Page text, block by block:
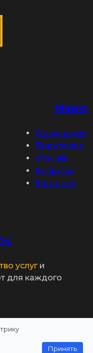
Меню
О компании
Портфолио
Отзывы
Вопросы
Контакты
услуг и
для каждого
публичной
Принять